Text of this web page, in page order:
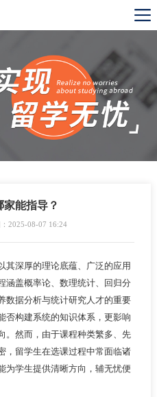
能指导？
2025-08-07 16:24
深厚的理论底蕴、广泛的应用
涵盖概率论、数理统计、回归分
数据分析与统计研究人才的重要
否构建系统的知识体系，更影响
。然而，由于课程种类繁多、先
，留学生在选课过程中常面临诸
为学生提供清晰方向，辅无忧便